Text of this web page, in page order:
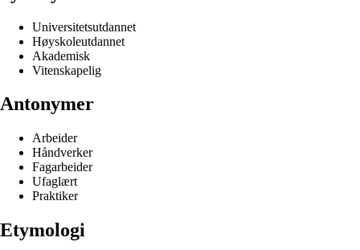
Universitetsutdannet
Høyskoleutdannet
Akademisk
Vitenskapelig
Antonymer
Arbeider
Håndverker
Fagarbeider
Ufaglært
Praktiker
Etymologi